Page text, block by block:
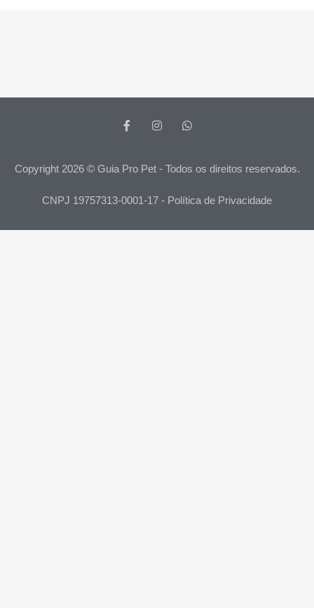
Copyright 2026 © Guia Pro Pet - Todos os direitos reservados.
CNPJ 19757313-0001-17 - Política de Privacidade